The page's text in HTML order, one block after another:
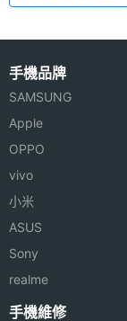
手機品牌
SAMSUNG
Apple
OPPO
vivo
小米
ASUS
Sony
realme
手機維修